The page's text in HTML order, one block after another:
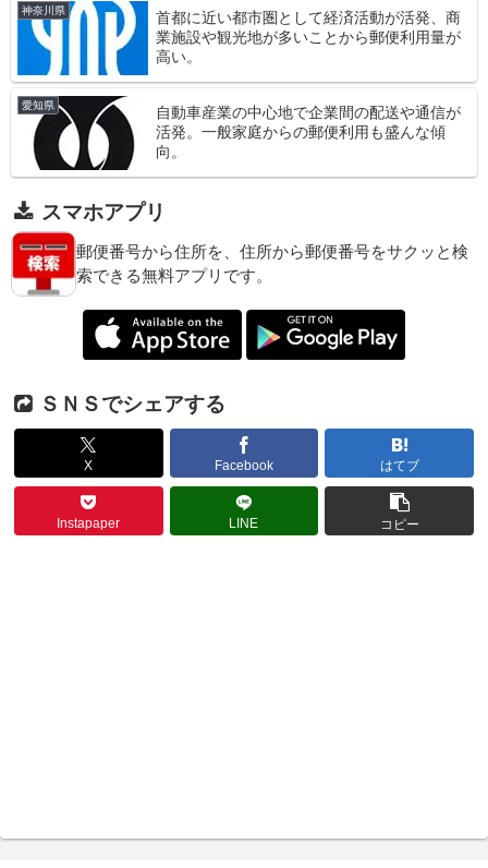
神奈川県
首都に近い都市圏として経済活動が活発、商
業施設や観光地が多いことから郵便利用量が
高い。
愛知県
自動車産業の中心地で企業間の配送や通信が
活発。一般家庭からの郵便利用も盛んな傾
向。
スマホアプリ
郵便番号から住所を、住所から郵便番号をサクッと検
索できる無料アプリです。
ＳＮＳでシェアする
X Facebook はてブ
Instapaper LINE コピー